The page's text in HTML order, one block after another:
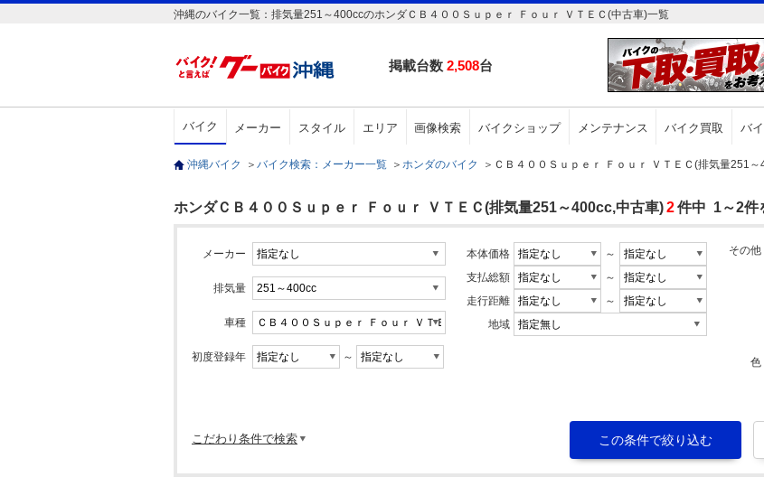
沖縄のバイク一覧：排気量251～400ccのホンダＣＢ４００Ｓｕｐｅｒ Ｆｏｕｒ ＶＴＥＣ(中古車)一覧
掲載台数 2,508台
バイク メーカー スタイル エリア 画像検索 バイクショップ メンテナンス バイク買取 バ
沖縄バイク ＞ バイク検索：メーカー一覧 ＞ ホンダのバイク ＞ ＣＢ４００Ｓｕｐｅｒ Ｆｏｕｒ ＶＴＥＣ(排気量251
ホンダＣＢ４００Ｓｕｐｅｒ Ｆｏｕｒ ＶＴＥＣ(排気量251～400cc,中古車)2件中 1～2件
メーカー
排気量
車種
初度登録年 ～
本体価格
～
支払総額
～
走行距離
～
地域
その他
色
こだわり条件で検索